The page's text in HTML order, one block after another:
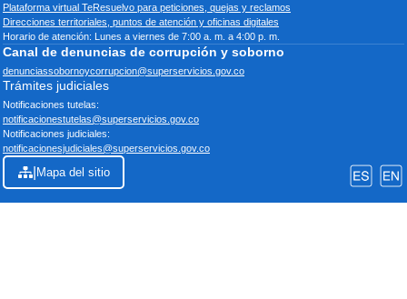
Plataforma virtual TeResuelvo para peticiones, quejas y reclamos
Direcciones territoriales, puntos de atención y oficinas digitales
Horario de atención: Lunes a viernes de 7:00 a. m. a 4:00 p. m.
Canal de denuncias de corrupción y soborno
denunciassobornoycorrupcion@superservicios.gov.co
Trámites judiciales
Notificaciones tutelas:
notificacionestutelas@superservicios.gov.co
Notificaciones judiciales:
notificacionesjudiciales@superservicios.gov.co
| Mapa del sitio